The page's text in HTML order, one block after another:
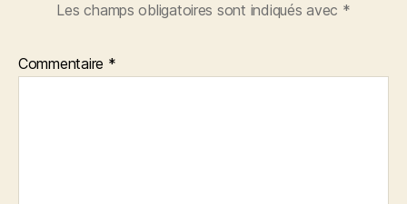
Les champs obligatoires sont indiqués avec *
Commentaire *